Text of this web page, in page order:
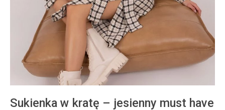
Sukienka w kratę – jesienny must have